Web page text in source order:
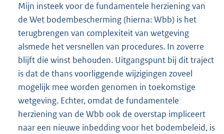
Mijn insteek voor de fundamentele herziening van
de Wet bodembescherming (hierna: Wbb) is het
terugbrengen van complexiteit van wetgeving
alsmede het versnellen van procedures. In zoverre
blijft die winst behouden. Uitgangspunt bij dit traject
is dat de thans voorliggende wijzigingen zoveel
mogelijk mee worden genomen in toekomstige
wetgeving. Echter, omdat de fundamentele
herziening van de Wbb ook de overstap impliceert
naar een nieuwe inbedding voor het bodembeleid, is